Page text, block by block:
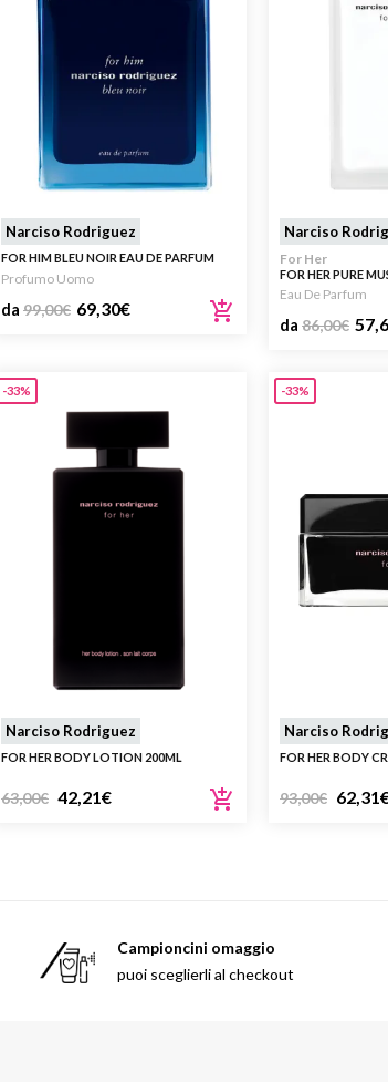
Narciso Rodriguez
FOR HIM BLEU NOIR EAU DE PARFUM
Profumo Uomo
da 99,00€ 69,30€
Narciso
For Her
FOR HER PURE
Eau De Parfum
da 86,00€
-33%
Narciso Rodriguez
FOR HER BODY LOTION 200ML
63,00€ 42,21€
-33%
Narciso
FOR HER BODY
93,00€ 62,31
Campioncini omaggio
puoi sceglierli al checkout